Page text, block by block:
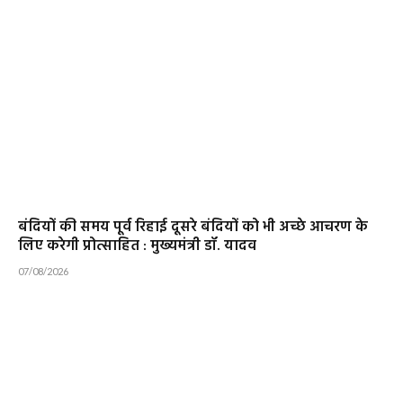
बंदियों की समय पूर्व रिहाई दूसरे बंदियों को भी अच्छे आचरण के
लिए करेगी प्रोत्साहित : मुख्यमंत्री डॉ. यादव
07/08/2026